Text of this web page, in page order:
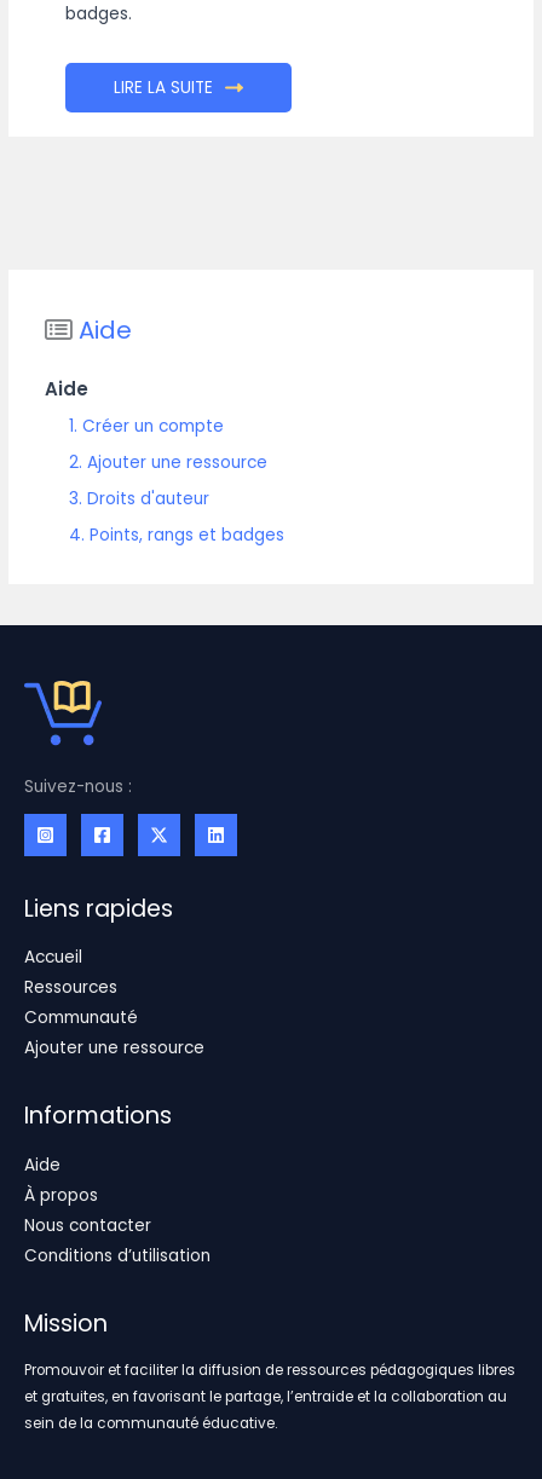
Aide
Aide
1. Créer un compte
2. Ajouter une ressource
3. Droits d'auteur
4. Points, rangs et badges
badges.
LIRE LA SUITE
Suivez-nous :
Liens rapides
Accueil
Ressources
Communauté
Ajouter une ressource
Informations
Aide
À propos
Nous contacter
Conditions d’utilisation
Mission
Promouvoir et faciliter la diffusion de ressources pédagogiques libres
et gratuites, en favorisant le partage, l’entraide et la collaboration au
sein de la communauté éducative.